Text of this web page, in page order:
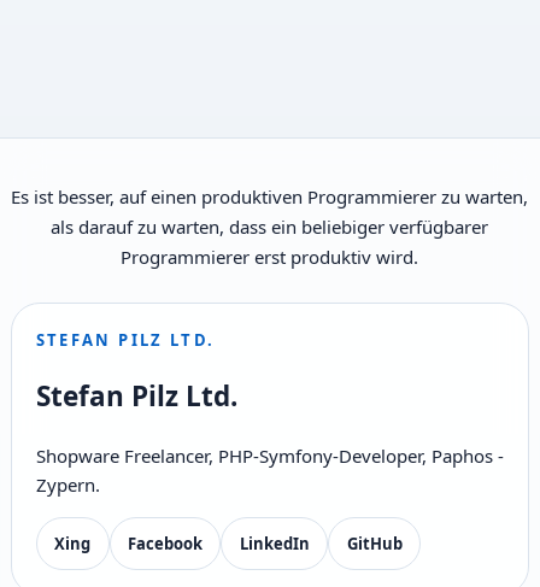
Es ist besser, auf einen produktiven Programmierer zu warten,
als darauf zu warten, dass ein beliebiger verfügbarer
Programmierer erst produktiv wird.
STEFAN PILZ LTD.
Stefan Pilz Ltd.
Shopware Freelancer, PHP-Symfony-Developer, Paphos -
Zypern.
Xing Facebook LinkedIn GitHub